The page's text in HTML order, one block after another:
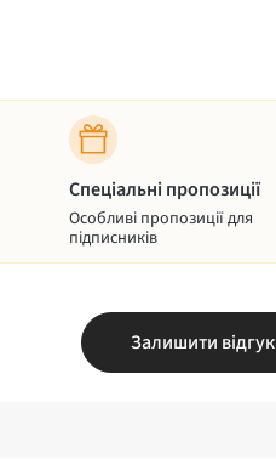
Спеціальні пропозиції
Особливі пропозиції для
підписників
Залишити відгук